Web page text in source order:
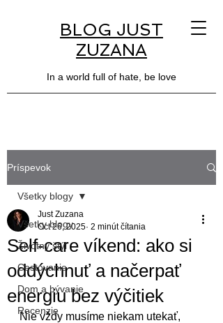
BLOG JUST
ZUZANA
In a world full of hate, be love
Príspevok
Všetky blogy
Životný štýl
Cestovanie
Dom a bývanie
Recenzie
Všetky blogy
Self-care víkend: ako si
oddýchnuť a načerpať
energiu bez výčitiek
Just Zuzana
Oct 26, 2025 2 minút čítania
Nie vždy musíme niekam utekať,